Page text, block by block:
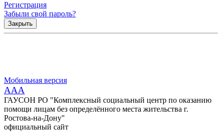
Регистрация
Забыли свой пароль?
Закрыть
Мобильная версия
AAA
ГАУСОН РО "Комплексный социальный центр по оказанию
помощи лицам без определённого места жительства г.
Ростова-на-Дону"
официальный сайт